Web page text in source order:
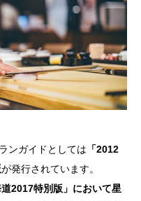
ンガイドとしては 「2012
が発行されています。
2017特別版」において星